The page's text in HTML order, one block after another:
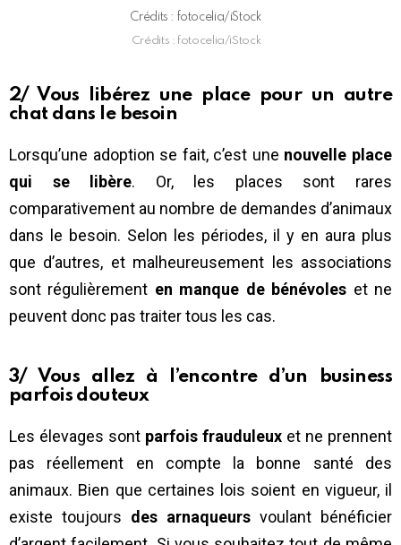
Crédits : fotocelia/iStock
Crédits : fotocelia/iStock
2/ Vous libérez une place pour un autre
chat dans le besoin
Lorsqu’une adoption se fait, c’est une nouvelle place
qui se libère. Or, les places sont rares
comparativement au nombre de demandes d’animaux
dans le besoin. Selon les périodes, il y en aura plus
que d’autres, et malheureusement les associations
sont régulièrement en manque de bénévoles et ne
peuvent donc pas traiter tous les cas.
3/ Vous allez à l’encontre d’un business
parfois douteux
Les élevages sont parfois frauduleux et ne prennent
pas réellement en compte la bonne santé des
animaux. Bien que certaines lois soient en vigueur, il
existe toujours des arnaqueurs voulant bénéficier